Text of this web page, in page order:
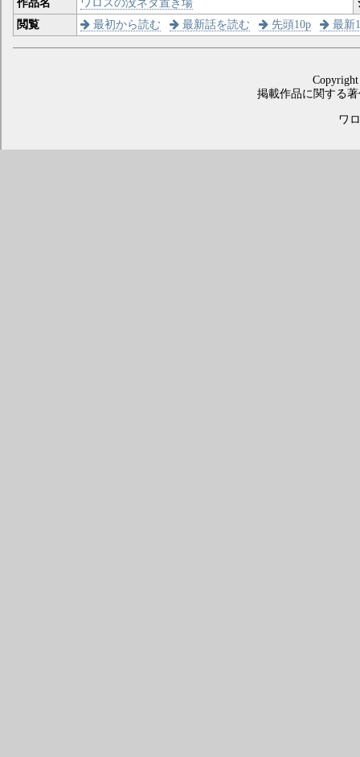
作品名 ワロスの没ネタ置き場
閲覧
最初から読む 最新話を読む 先頭10p 最新
掲載作品に関する
ワ